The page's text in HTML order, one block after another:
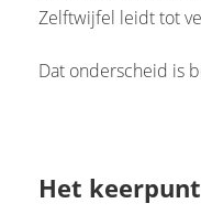
Zelftwijfel leidt tot
Dat onderscheid is
Het keerpunt